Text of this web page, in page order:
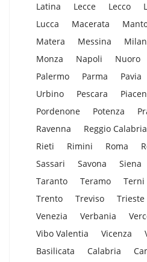
Latina
Lecce Lecco
Lucca
Macerata
Matera
Messina
Monza
Napoli Nuoro
Palermo
Parma Pavia
Urbino
Pescara
Pordenone
Potenza
Ravenna
Reggio Calabria
Rieti
Rimini Roma
Sassari
Savona Siena
Taranto
Teramo Terni
Trento
Treviso Trieste
Venezia
Verbania
Vibo Valentia
Vicenza
Basilicata
Calabria